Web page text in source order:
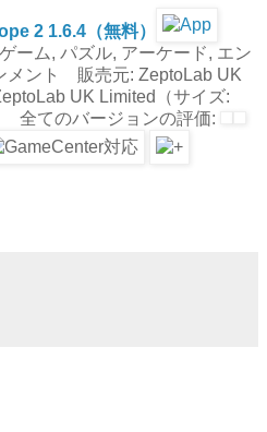
2 1.6.4（無料）
ーム, パズル, アーケード, エン
メント 販売元: ZeptoLab UK
UK Limited（サイズ:
全てのバージョンの評価: